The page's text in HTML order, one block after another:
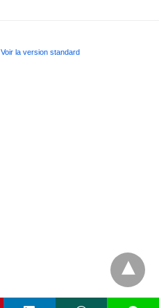
Voir la version standard